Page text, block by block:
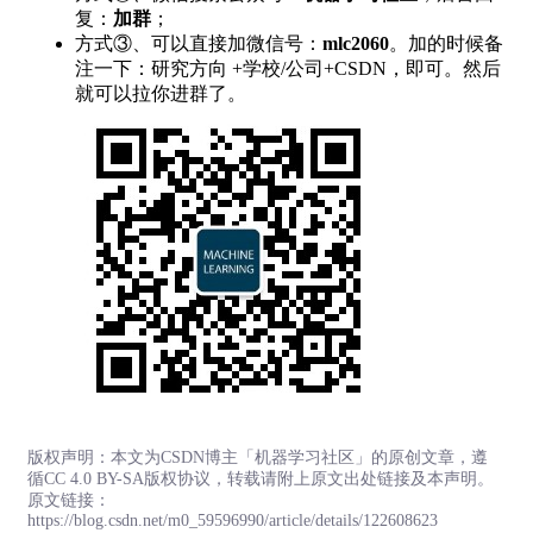
复： 加群 ；
方式③、可以直接加微信号： mlc2060。加的时候备
注一下：研究方向 +学校/公司+CSDN，即可。然后
就可以拉你进群了。
版权声明：本文为CSDN博主「机器学习社区」的原创文章，遵
循CC 4.0 BY-SA版权协议，转载请附上原文出处链接及本声明。
原文链接：
https://blog.csdn.net/m0_59596990/article/details/122608623